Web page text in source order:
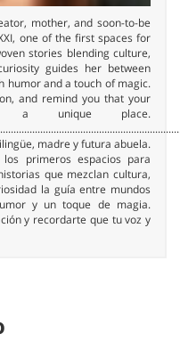
mother, and soon-to-be
one of the first spaces for
stories blending culture,
guides her between
humor and a touch of magic.
and remind you that your
a unique place.
madre y futura abuela.
primeros espacios para
que mezclan cultura,
la guía entre mundos
y un toque de magia.
y recordarte que tu voz y